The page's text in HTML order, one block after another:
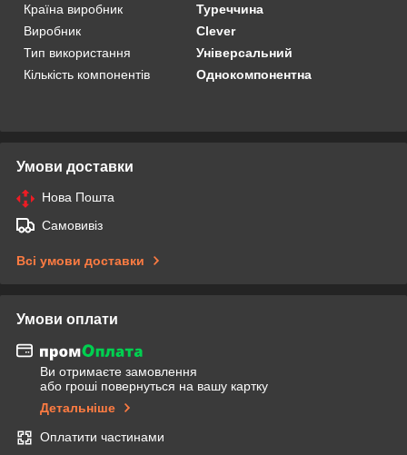
Країна виробник
Туреччина
Виробник
Clever
Тип використання
Універсальний
Кількість компонентів
Однокомпонентна
Умови доставки
Нова Пошта
Самовивіз
Всі умови доставки
Умови оплати
Ви отримаєте замовлення
або гроші повернуться на вашу картку
Детальніше
Оплатити частинами